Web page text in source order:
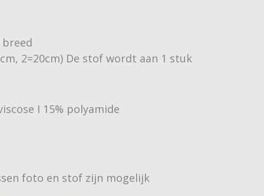
breed
2=20cm) De stof wordt aan 1 stuk
I 15% polyamide
foto en stof zijn mogelijk